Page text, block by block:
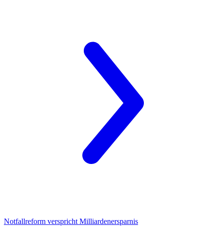
Notfallreform verspricht Milliardenersparnis